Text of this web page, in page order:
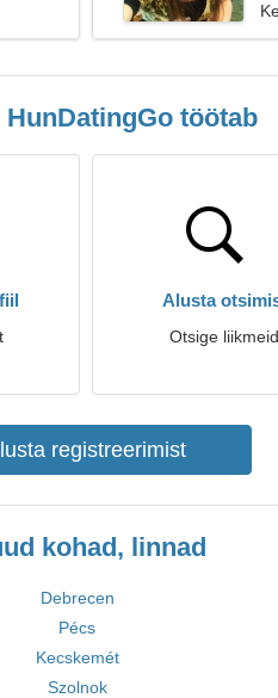
töötab
Alusta
Otsige liikmeid
registreerimist
kohad, linnad
Debrecen
Pécs
Kecskemét
Szolnok